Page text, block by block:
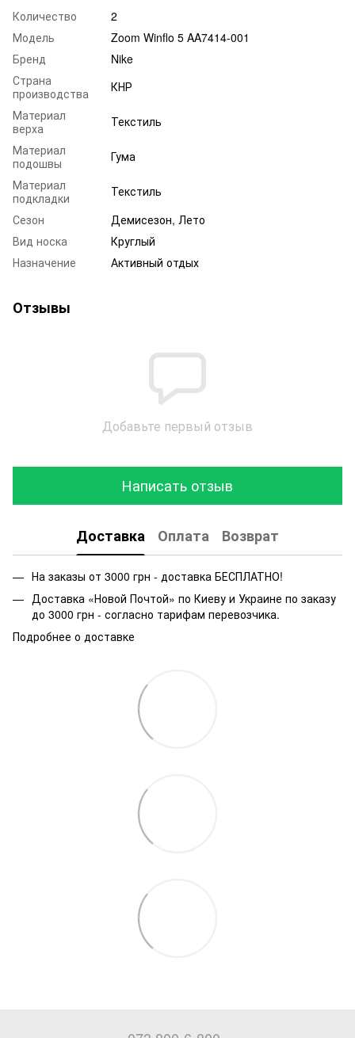
Количество
2
Модель
Zoom Winflo 5 AA7414-001
Бренд
Nike
Страна
производства
КНР
Материал
верха
Текстиль
Материал
подошвы
Гума
Материал
подкладки
Текстиль
Сезон
Демисезон, Лето
Вид носка
Круглый
Назначение
Активный отдых
Отзывы
Добавьте первый отзыв
Написать отзыв
Доставка Оплата Возврат
На заказы от 3000 грн - доставка БЕСПЛАТНО!
Доставка «Новой Почтой» по Киеву и Украине по заказу
до 3000 грн - согласно тарифам перевозчика.
Подробнее о доставке